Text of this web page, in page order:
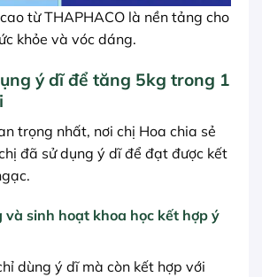
từ THAPHACO là nền tảng cho
khỏe và vóc dáng.
ý dĩ để tăng 5kg trong 1
trọng nhất, nơi chị Hoa chia sẻ
đã sử dụng ý dĩ để đạt được kết
và sinh hoạt khoa học kết hợp ý
dùng ý dĩ mà còn kết hợp với